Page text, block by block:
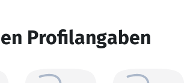
Profilangaben